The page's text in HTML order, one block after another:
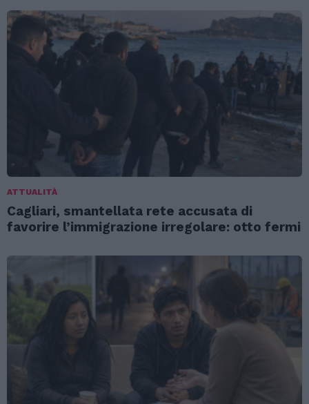
ATTUALITÀ
Cagliari, smantellata rete accusata di
favorire l’immigrazione irregolare: otto fermi